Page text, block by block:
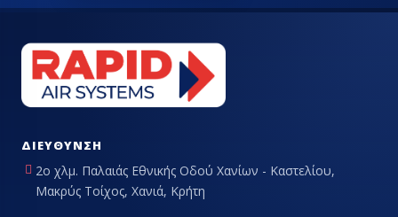
ΔΙΕΎΘΥΝΣΗ
2ο χλμ. Παλαιάς Εθνικής Οδού Χανίων - Καστελίου,
Μακρύς Τοίχος, Χανιά, Κρήτη